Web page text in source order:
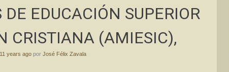
EDUCACIÓN SUPERIOR
CRISTIANA (AMIESIC),
11 years ago por José Félix Zavala